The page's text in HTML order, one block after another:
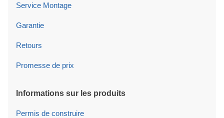
Service Montage
Garantie
Retours
Promesse de prix
Informations sur les produits
Permis de construire